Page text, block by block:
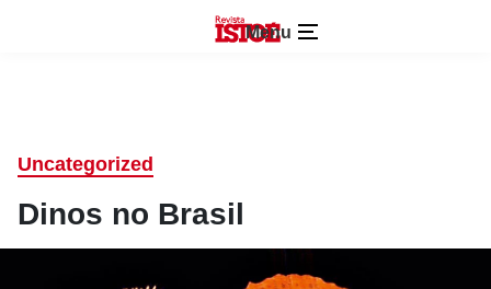
Menu
Uncategorized
Dinos no Brasil